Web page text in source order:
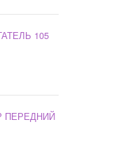
105
ПЕРЕДНИЙ